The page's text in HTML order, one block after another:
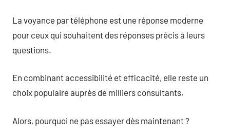
La voyance par téléphone est une réponse moderne
pour ceux qui souhaitent des réponses précis à leurs
questions.
En combinant accessibilité et efficacité, elle reste un
choix populaire auprès de milliers consultants.
Alors, pourquoi ne pas essayer dès maintenant ?